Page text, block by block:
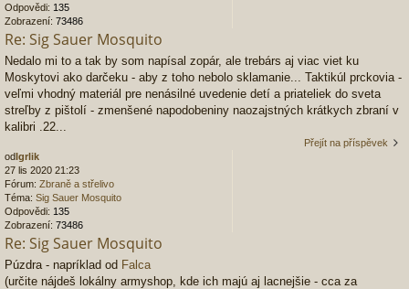
Odpovědi: 135
Zobrazení: 73486
Re: Sig Sauer Mosquito
Nedalo mi to a tak by som napísal zopár, ale trebárs aj viac viet ku
Moskytovi ako darčeku - aby z toho nebolo sklamanie... Taktikúl prckovia -
veľmi vhodný materiál pre nenásilné uvedenie detí a priateliek do sveta
streľby z pištolí - zmenšené napodobeniny naozajstných krátkych zbraní v
kalibri .22...
Přejít na příspěvek
odIgrlik
27 lis 2020 21:23
Fórum: Zbraně a střelivo
Téma: Sig Sauer Mosquito
Odpovědi: 135
Zobrazení: 73486
Re: Sig Sauer Mosquito
Púzdra - napríklad od Falca
(určite nájdeš lokálny armyshop, kde ich majú aj lacnejšie - cca za